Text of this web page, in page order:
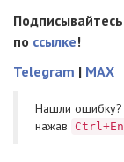
по ссылке!
Telegram | MAX
Нашли
нажав